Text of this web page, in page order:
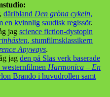
däribland Den gröna cykeln,
en kvinnlig saudisk regissör.
jag science fiction-dystopin
, stumfilmsklassikern
Anyways.
jag den på Slas verk baserade
Harmonica – En
Brando i huvudrollen samt